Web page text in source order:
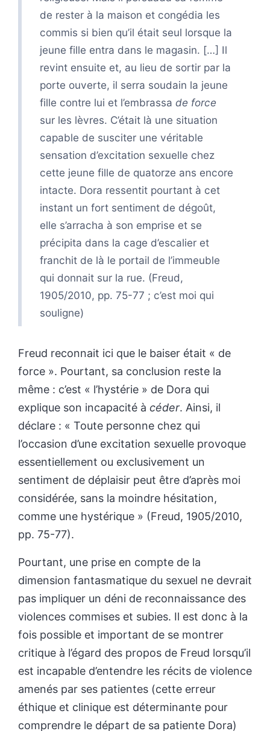
de rester à la maison et congédia les
commis si bien qu’il était seul lorsque la
jeune fille entra dans le magasin. […] Il
revint ensuite et, au lieu de sortir par la
porte ouverte, il serra soudain la jeune
fille contre lui et l’embrassa de force
sur les lèvres. C’était là une situation
capable de susciter une véritable
sensation d’excitation sexuelle chez
cette jeune fille de quatorze ans encore
intacte. Dora ressentit pourtant à cet
instant un fort sentiment de dégoût,
elle s’arracha à son emprise et se
précipita dans la cage d’escalier et
franchit de là le portail de l’immeuble
qui donnait sur la rue. (Freud,
1905/2010, pp. 75-77 ; c’est moi qui
souligne)
Freud reconnait ici que le baiser était « de
force ». Pourtant, sa conclusion reste la
même : c’est « l’hystérie » de Dora qui
explique son incapacité à céder. Ainsi, il
déclare : « Toute personne chez qui
l’occasion d’une excitation sexuelle provoque
essentiellement ou exclusivement un
sentiment de déplaisir peut être d’après moi
considérée, sans la moindre hésitation,
comme une hystérique » (Freud, 1905/2010,
pp. 75-77).
Pourtant, une prise en compte de la
dimension fantasmatique du sexuel ne devrait
pas impliquer un déni de reconnaissance des
violences commises et subies. Il est donc à la
fois possible et important de se montrer
critique à l’égard des propos de Freud lorsqu’il
est incapable d’entendre les récits de violence
amenés par ses patientes (cette erreur
éthique et clinique est déterminante pour
comprendre le départ de sa patiente Dora)